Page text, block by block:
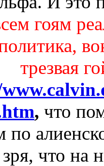
гоям
трезвая
, что
по
что на